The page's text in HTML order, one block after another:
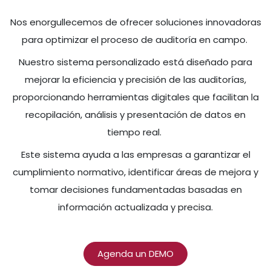
​Nos enorgullecemos de ofrecer soluciones innovadoras
para optimizar el proceso de auditoría en campo.
Nuestro sistema personalizado está diseñado para
mejorar la eficiencia y precisión de las auditorías,
proporcionando herramientas digitales que facilitan la
recopilación, análisis y presentación de datos en
tiempo real.
Este sistema ayuda a las empresas a garantizar el
cumplimiento normativo, identificar áreas de mejora y
tomar decisiones fundamentadas basadas en
información actualizada y precisa.
Agenda un DEMO